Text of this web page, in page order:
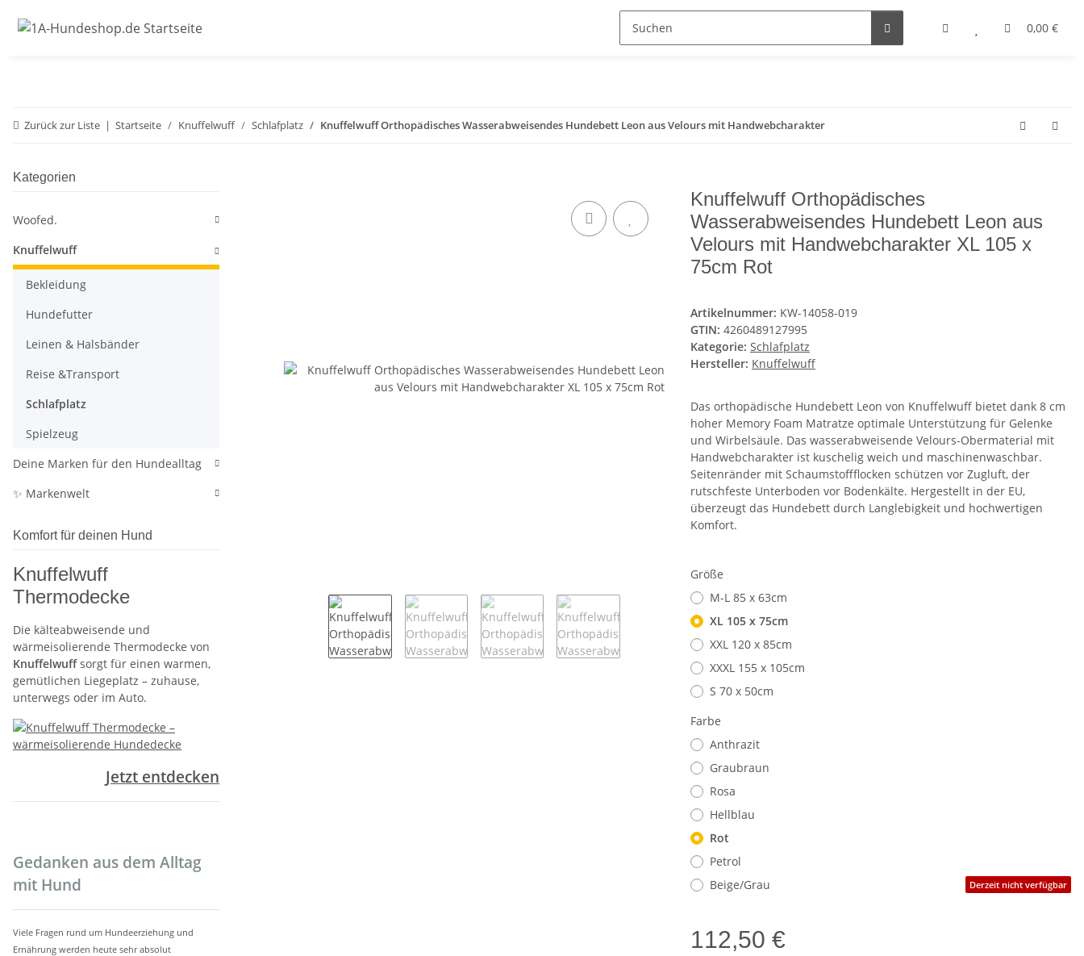
0,00 €
Zurück zur Liste Startseite Knuffelwuff Schlafplatz Knuffelwuff Orthopädisches Wasserabweisendes Hundebett Leon aus Velours mit Handwebcharakter
Knuffelwuff Orthopädisches
Wasserabweisendes Hundebett Leon aus
Velours mit Handwebcharakter XL 105 x
75cm Rot
Artikelnummer: KW-14058-019
GTIN: 4260489127995
Kategorie: Schlafplatz
Hersteller: Knuffelwuff
Das orthopädische Hundebett Leon von Knuffelwuff bietet dank 8 cm
hoher Memory Foam Matratze optimale Unterstützung für Gelenke
und Wirbelsäule. Das wasserabweisende Velours-Obermaterial mit
Handwebcharakter ist kuschelig weich und maschinenwaschbar.
Seitenränder mit Schaumstoffflocken schützen vor Zugluft, der
rutschfeste Unterboden vor Bodenkälte. Hergestellt in der EU,
überzeugt das Hundebett durch Langlebigkeit und hochwertigen
Komfort.
Größe
M-L 85 x 63cm
XL 105 x 75cm
XXL 120 x 85cm
XXXL 155 x 105cm
S 70 x 50cm
Farbe
Anthrazit
Graubraun
Rosa
Hellblau
Rot
Petrol
Beige/Grau
Derzeit nicht verfügbar
112,50 €
Kategorien
Woofed.
Knuffelwuff
Bekleidung
Hundefutter
Leinen & Halsbänder
Reise &Transport
Schlafplatz
Spielzeug
Deine Marken für den Hundealltag
✨ Markenwelt
Komfort für deinen Hund
Knuffelwuff
Thermodecke
Die kälteabweisende und
wärmeisolierende Thermodecke von
Knuffelwuffsorgt für einen warmen,
gemütlichen Liegeplatz – zuhause,
unterwegs oder im Auto.
Jetzt entdecken
Gedanken aus dem Alltag
mit Hund
Viele Fragen rund um Hundeerziehung und
Ernährung werden heute sehr absolut